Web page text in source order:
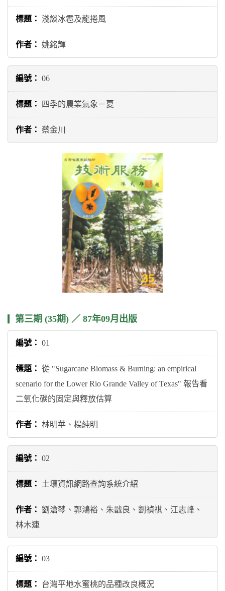
淺談冰雹及龍捲風
姚銘輝
06
四季的農業氣象－夏
蔡金川
第三期 (35期) ／ 87年09月出版
01
從 "Sugarcane Biomass & Burning: an empirical
scenario for the Lower Rio Grande Valley of Texas" 報告看
二氧化碳的固定與釋放估算
林明華、楊純明
02
土壤資訊網路查詢系統介紹
劉滄棽、郭鴻裕、朱戩良、劉禎祺、江志峰、
林木連
03
台灣平地水蜜桃的品種改良概況